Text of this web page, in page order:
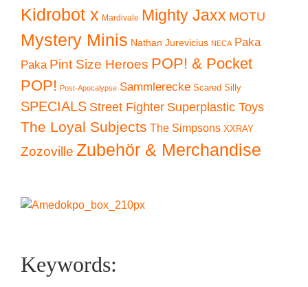
Kidrobot x Mardivale Mighty Jaxx MOTU
Mystery Minis Nathan Jurevicius NECA Paka
Paka Pint Size Heroes POP! & Pocket
POP! Post-Apocalypse Sammlerecke Scared Silly
SPECIALS Street Fighter Superplastic Toys
The Loyal Subjects The Simpsons XXRAY
Zozoville Zubehör & Merchandise
Keywords: